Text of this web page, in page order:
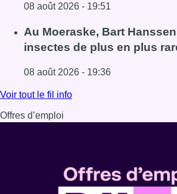
08 août 2026 - 19:51
Lire l'article Un nouveau club de
Au Moeraske, Bart
insectes de plus en plus
08 août 2026 - 19:36
Lire l'article Au Moeraske, Bart
Voir tout le fil info
Offres d’emploi